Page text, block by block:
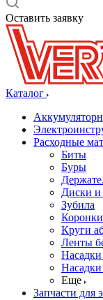
Оставить заявку
Каталог
Расходные
Биты
Буры
Диски
Зубила
Коронки
Круги
Ленты
Еще
Запчасти для